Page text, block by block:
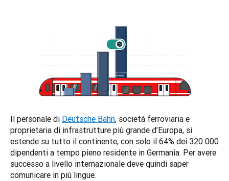
Il personale di Deutsche Bahn, società ferroviaria e
proprietaria di infrastrutture più grande d’Europa, si
estende su tutto il continente, con solo il 64% dei 320 000
dipendenti a tempo pieno residente in Germania. Per avere
successo a livello internazionale deve quindi saper
comunicare in più lingue.